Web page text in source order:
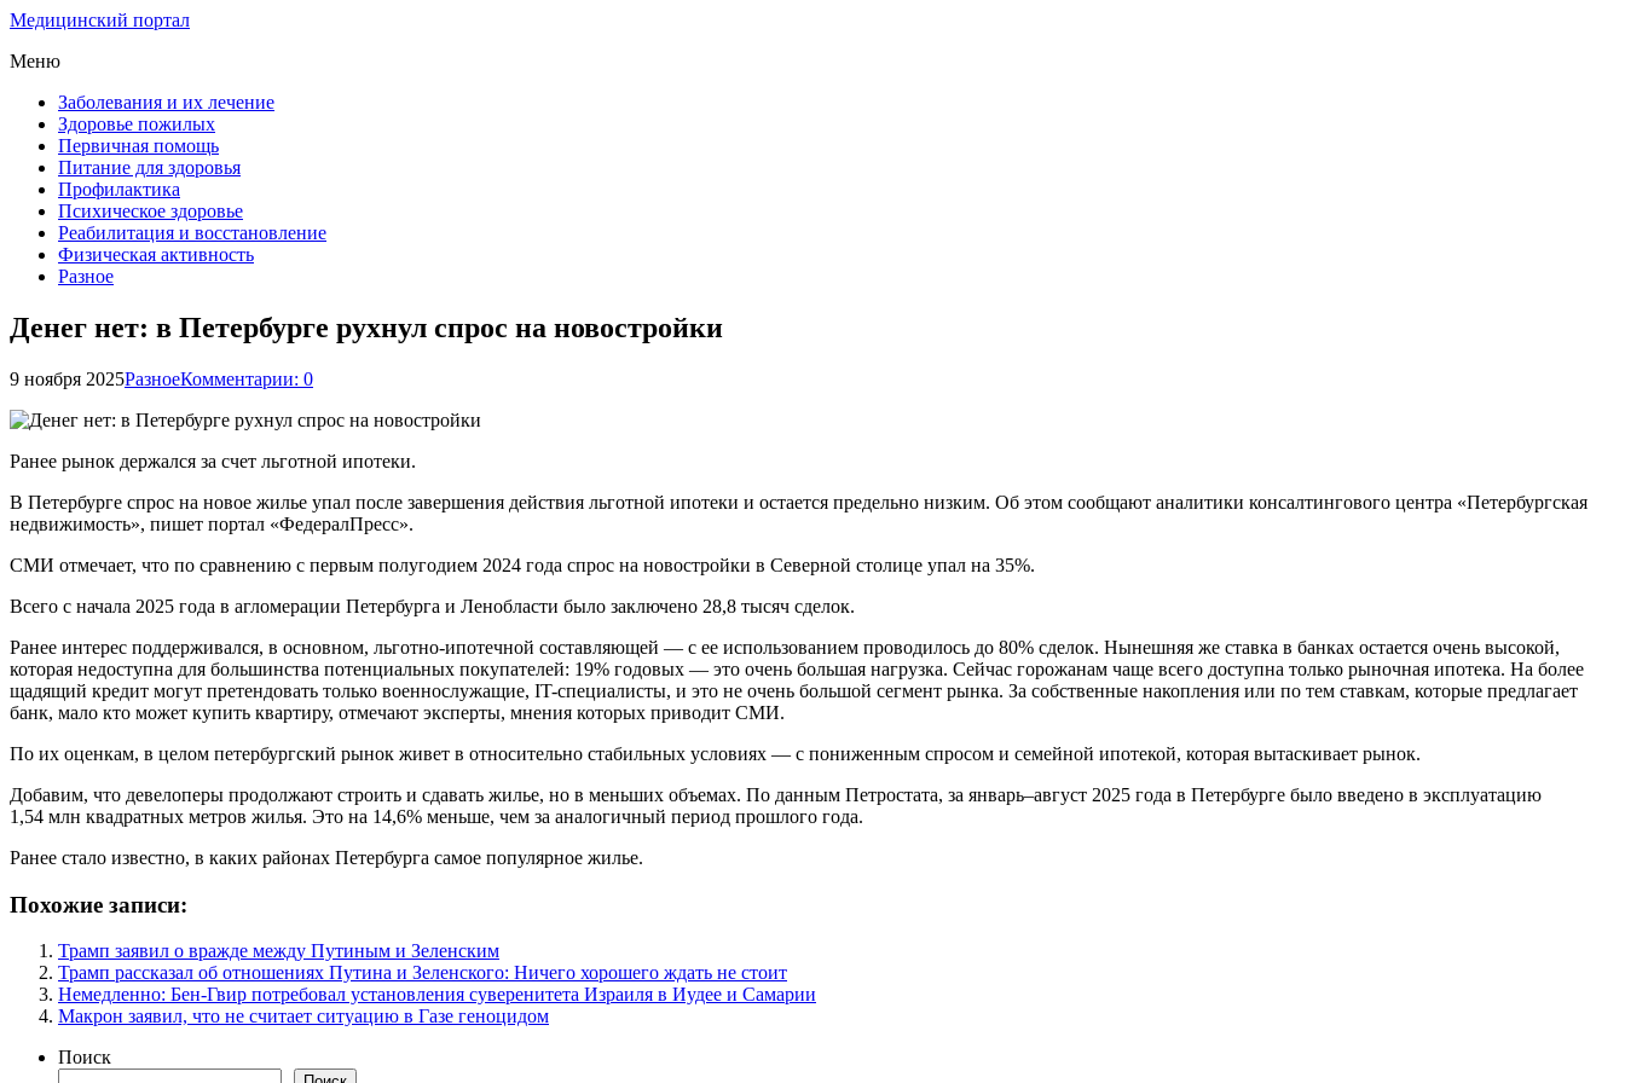
Медицинский портал
Меню
Заболевания и их лечение
Здоровье пожилых
Первичная помощь
Питание для здоровья
Профилактика
Психическое здоровье
Реабилитация и восстановление
Физическая активность
Разное
Денег нет: в Петербурге рухнул спрос на новостройки
9 ноября 2025РазноеКомментарии: 0
Ранее рынок держался за счет льготной ипотеки.
В Петербурге спрос на новое жилье упал после завершения действия льготной ипотеки и остается предельно низким. Об этом сообщают аналитики консалтингового центра «Петербургская
недвижимость», пишет портал «ФедералПресс».
СМИ отмечает, что по сравнению с первым полугодием 2024 года спрос на новостройки в Северной столице упал на 35%.
Всего с начала 2025 года в агломерации Петербурга и Ленобласти было заключено 28,8 тысяч сделок.
Ранее интерес поддерживался, в основном, льготно-ипотечной составляющей — с ее использованием проводилось до 80% сделок. Нынешняя же ставка в банках остается очень высокой,
которая недоступна для большинства потенциальных покупателей: 19% годовых — это очень большая нагрузка. Сейчас горожанам чаще всего доступна только рыночная ипотека. На более
щадящий кредит могут претендовать только военнослужащие, IT-специалисты, и это не очень большой сегмент рынка. За собственные накопления или по тем ставкам, которые предлагает
банк, мало кто может купить квартиру, отмечают эксперты, мнения которых приводит СМИ.
По их оценкам, в целом петербургский рынок живет в относительно стабильных условиях — с пониженным спросом и семейной ипотекой, которая вытаскивает рынок.
Добавим, что девелоперы продолжают строить и сдавать жилье, но в меньших объемах. По данным Петростата, за январь–август 2025 года в Петербурге было введено в эксплуатацию
1,54 млн квадратных метров жилья. Это на 14,6% меньше, чем за аналогичный период прошлого года.
Ранее стало известно, в каких районах Петербурга самое популярное жилье.
Похожие записи:
Трамп заявил о вражде между Путиным и Зеленским
Трамп рассказал об отношениях Путина и Зеленского: Ничего хорошего ждать не стоит
Немедленно: Бен-Гвир потребовал установления суверенитета Израиля в Иудее и Самарии
Макрон заявил, что не считает ситуацию в Газе геноцидом
Поиск